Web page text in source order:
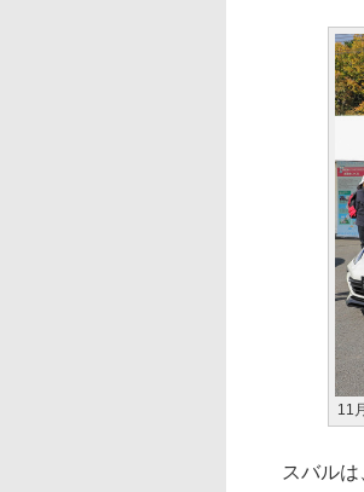
11
スバルは